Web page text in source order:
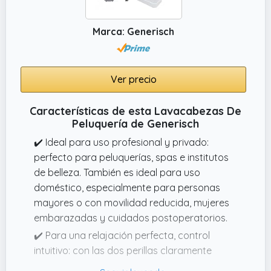
perfectamente al cuello para una experiencia
Marca: Generisch
Ver precio
Características de esta Lavacabezas De
Peluquería de Generisch
✔️ Ideal para uso profesional y privado:
perfecto para peluquerías, spas e institutos
de belleza. También es ideal para uso
doméstico, especialmente para personas
mayores o con movilidad reducida, mujeres
embarazadas y cuidados postoperatorios.
✔️ Para una relajación perfecta, control
intuitivo: con las dos perillas claramente